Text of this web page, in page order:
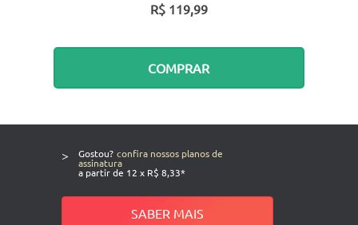
R$ 119,99
COMPRAR
> Gostou? confira nossos planos de
assinatura
a partir de 12 x R$ 8,33*
SABER MAIS